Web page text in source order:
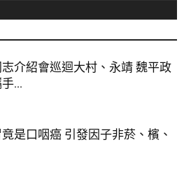
介紹會巡迴大村、永靖 魏平政
...
是口咽癌 引發因子非菸、檳、